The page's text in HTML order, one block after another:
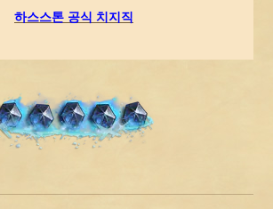
하스스톤 공식 치지직